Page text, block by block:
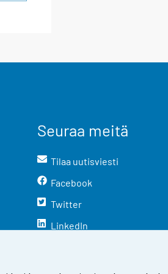
Seuraa meitä
Tilaa uutisviesti
Facebook
Twitter
LinkedIn